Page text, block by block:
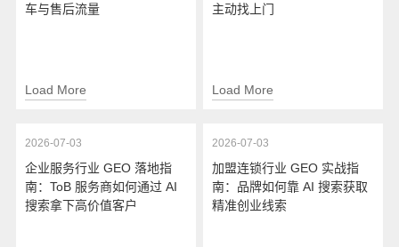
车与售后流量
Load More
主动找上门
Load More
2026-07-03
企业服务行业 GEO 落地指
南：ToB 服务商如何通过 AI
搜索拿下高价值客户
2026-07-03
加盟连锁行业 GEO 实战指
南：品牌如何靠 AI 搜索获取
精准创业线索